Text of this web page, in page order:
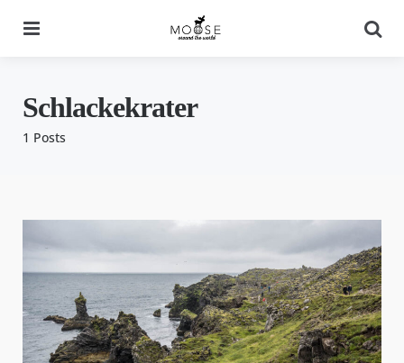
1 Posts
Schlackekrater